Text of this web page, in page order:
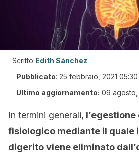
Scritto Edith Sánchez
Pubblicato: 25 febbraio, 2021 05:30
Ultimo aggiornamento: 09 agosto,
In termini generali,
fisiologico mediante il quale
digerito viene eliminato